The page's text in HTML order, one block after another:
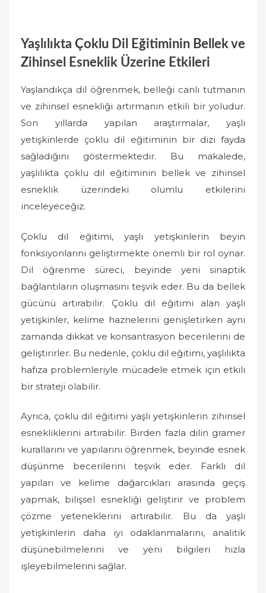
Yaşlılıkta Çoklu Dil Eğitiminin Bellek ve
Zihinsel Esneklik Üzerine Etkileri
Yaşlandıkça dil öğrenmek, belleği canlı tutmanın
ve zihinsel esnekliği artırmanın etkili bir yoludur.
Son yıllarda yapılan araştırmalar, yaşlı
yetişkinlerde çoklu dil eğitiminin bir dizi fayda
sağladığını göstermektedir. Bu makalede,
yaşlılıkta çoklu dil eğitiminin bellek ve zihinsel
esneklik üzerindeki olumlu etkilerini
inceleyeceğiz.
Çoklu dil eğitimi, yaşlı yetişkinlerin beyin
fonksiyonlarını geliştirmekte önemli bir rol oynar.
Dil öğrenme süreci, beyinde yeni sinaptik
bağlantıların oluşmasını teşvik eder. Bu da bellek
gücünü artırabilir. Çoklu dil eğitimi alan yaşlı
yetişkinler, kelime haznelerini genişletirken aynı
zamanda dikkat ve konsantrasyon becerilerini de
geliştirirler. Bu nedenle, çoklu dil eğitimi, yaşlılıkta
hafıza problemleriyle mücadele etmek için etkili
bir strateji olabilir.
Ayrıca, çoklu dil eğitimi yaşlı yetişkinlerin zihinsel
esnekliklerini artırabilir. Birden fazla dilin gramer
kurallarını ve yapılarını öğrenmek, beyinde esnek
düşünme becerilerini teşvik eder. Farklı dil
yapıları ve kelime dağarcıkları arasında geçiş
yapmak, bilişsel esnekliği geliştirir ve problem
çözme yeteneklerini artırabilir. Bu da yaşlı
yetişkinlerin daha iyi odaklanmalarını, analitik
düşünebilmelerini ve yeni bilgileri hızla
işleyebilmelerini sağlar.